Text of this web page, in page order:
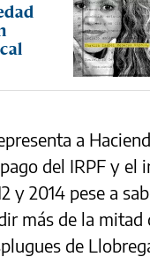
a
del IRPF y el
y 2014 pese a
más de la mitad
de